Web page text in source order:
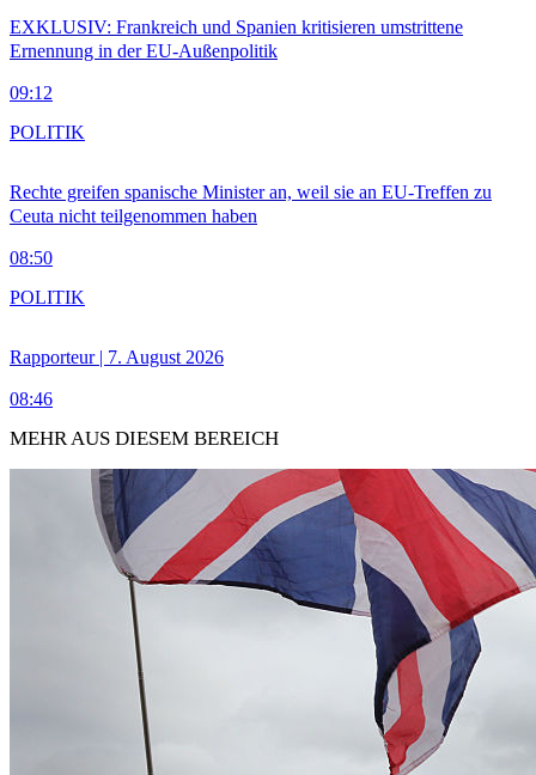
EXKLUSIV: Frankreich und Spanien kritisieren umstrittene
Ernennung in der EU-Außenpolitik
09:12
Rechte greifen spanische Minister an, weil sie an EU-Treffen zu
Ceuta nicht teilgenommen haben
08:50
POLITIK
Rapporteur | 7. August 2026
08:46
POLITIK
MEHR AUS DIESEM BEREICH